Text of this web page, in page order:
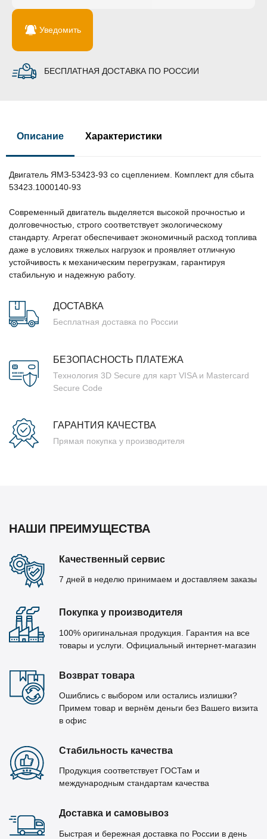
Уведомить
БЕСПЛАТНАЯ ДОСТАВКА ПО РОССИИ
Описание Характеристики
Двигатель ЯМЗ-53423-93 со сцеплением. Комплект для сбыта
53423.1000140-93
Современный двигатель выделяется высокой прочностью и
долговечностью, строго соответствует экологическому
стандарту. Агрегат обеспечивает экономичный расход топлива
даже в условиях тяжелых нагрузок и проявляет отличную
устойчивость к механическим перегрузкам, гарантируя
стабильную и надежную работу.
ДОСТАВКА
Бесплатная доставка по России
БЕЗОПАСНОСТЬ ПЛАТЕЖА
Технология 3D Secure для карт VISA и Mastercard
Secure Code
ГАРАНТИЯ КАЧЕСТВА
Прямая покупка у производителя
НАШИ ПРЕИМУЩЕСТВА
Качественный сервис
7 дней в неделю принимаем и доставляем заказы
Покупка у производителя
100% оригинальная продукция. Гарантия на все
товары и услуги. Официальный интернет-магазин
Возврат товара
Ошиблись с выбором или остались излишки?
Примем товар и вернём деньги без Вашего визита
в офис
Стабильность качества
Продукция соответствует ГОСТам и
международным стандартам качества
Доставка и самовывоз
Быстрая и бережная доставка по России в день